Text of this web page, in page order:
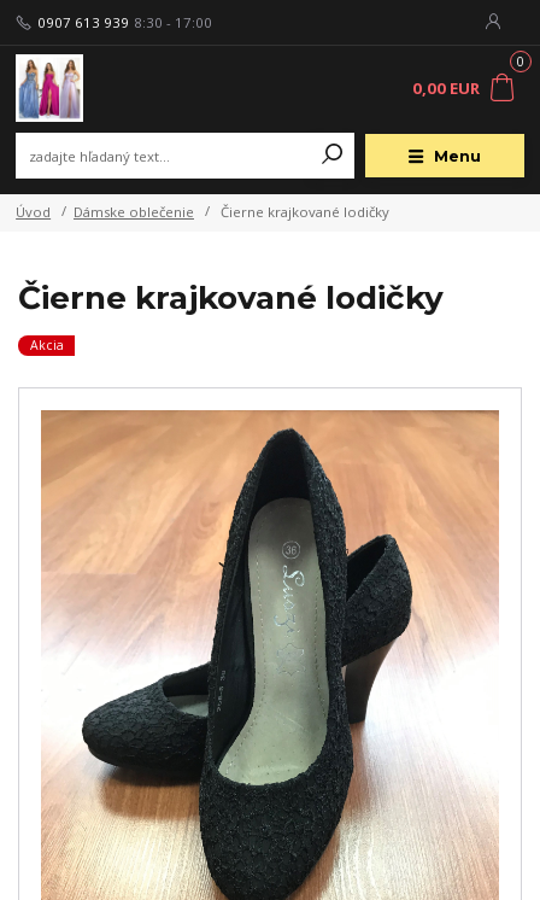
Menu
0907 613 939 8:30 - 17:00
0
0,00 EUR
Úvod Dámske oblečenie Čierne krajkované lodičky
Čierne krajkované lodičky
Akcia